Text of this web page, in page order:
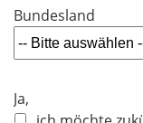
e
l
d
Bundesland
Ja,